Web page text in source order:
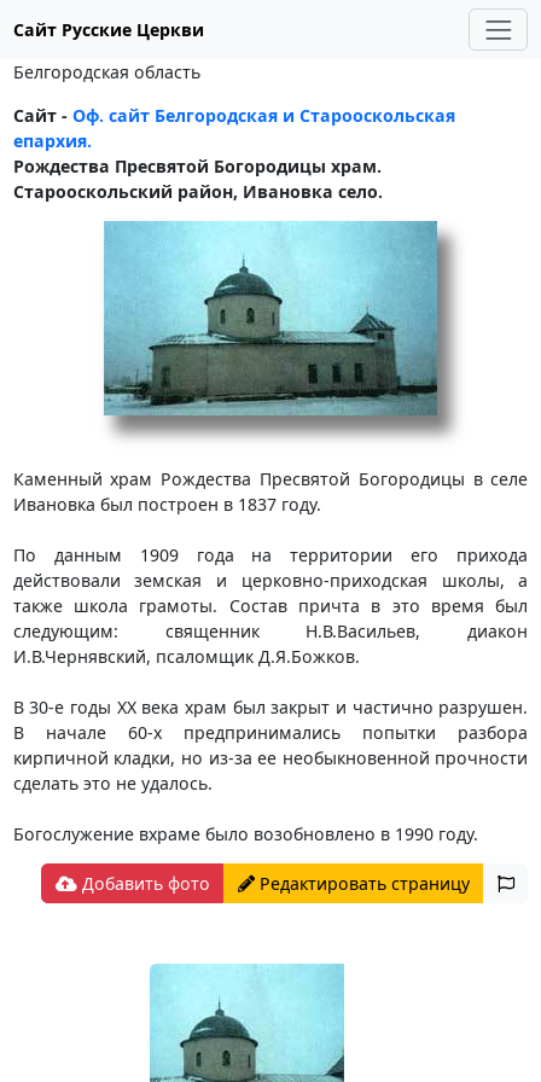
Сайт Русские Церкви
Белгородская область
Сайт - Оф. сайт Белгородская и Старооскольская
епархия.
Рождества Пресвятой Богородицы храм.
Старооскольский район, Ивановка село.
Каменный храм Рождества Пресвятой Богородицы в селе
Ивановка был построен в 1837 году.
По данным 1909 года на территории его прихода
действовали земская и церковно-приходская школы, а
также школа грамоты. Состав причта в это время был
следующим: священник Н.В.Васильев, диакон
И.В.Чернявский, псаломщик Д.Я.Божков.
В 30-е годы XX века храм был закрыт и частично разрушен.
В начале 60-х предпринимались попытки разбора
кирпичной кладки, но из-за ее необыкновенной прочности
сделать это не удалось.
Богослужение вхраме было возобновлено в 1990 году.
Добавить фото Редактировать страницу